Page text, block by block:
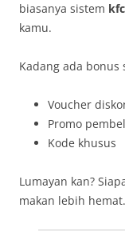
biasanya sistem
kamu.
Kadang ada bonus
Voucher
Promo
Kode khusus
Lumayan kan?
makan lebih hemat.